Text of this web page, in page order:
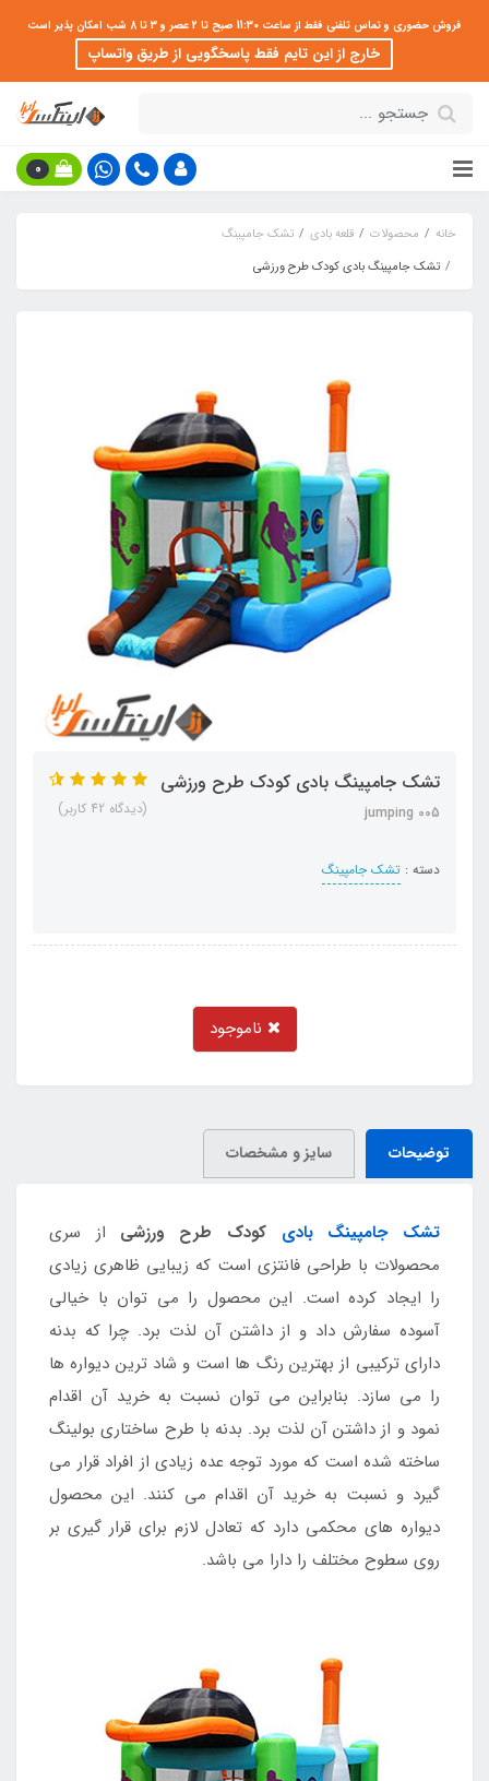
فروش حضوری و تماس تلفنی فقط از ساعت 11:30 صبح تا 2 عصر و 3 تا 8 شب امکان پذیر است
خارج از این تایم فقط پاسخگویی از طریق واتساپ
0
خانه محصولات قلعه بادی
تشک جامپینگ
تشک جامپینگ بادی کودک طرح ورزشی
تشک جامپینگ بادی کودک طرح ورزشی
jumping 005
دسته : تشک جامپینگ
(دیدگاه 42 کاربر)
ناموجود
توضیحات سایز و مشخصات
تشک جامپینگ بادی کودک طرح ورزشی از سری
محصولات با طراحی فانتزی است که زیبایی ظاهری زیادی
را ایجاد کرده است. این محصول را می توان با خیالی
آسوده سفارش داد و از داشتن آن لذت برد. چرا که بدنه
دارای ترکیبی از بهترین رنگ ها است و شاد ترین دیواره ها
را می سازد. بنابراین می توان نسبت به خرید آن اقدام
نمود و از داشتن آن لذت برد. بدنه با طرح ساختاری بولینگ
ساخته شده است که مورد توجه عده زیادی از افراد قرار می
گیرد و نسبت به خرید آن اقدام می کنند. این محصول
دیواره های محکمی دارد که تعادل لازم برای قرار گیری بر
روی سطوح مختلف را دارا می باشد.